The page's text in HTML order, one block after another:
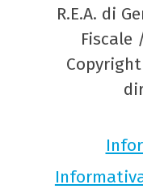
R.E.A. di
Fiscale